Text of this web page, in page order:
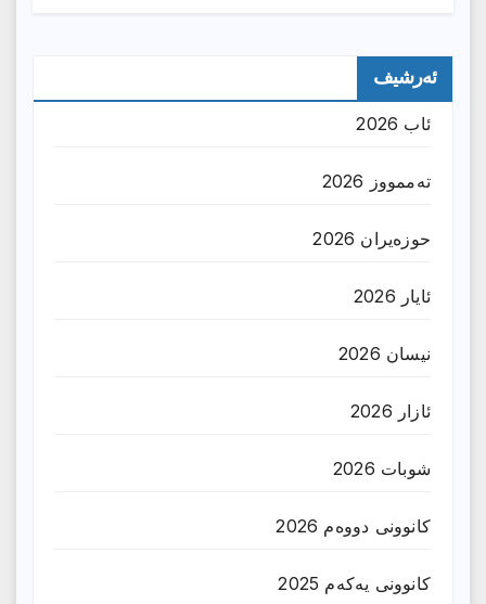
ئەرشیف
ئاب 2026
تەممووز 2026
حوزه‌یران 2026
ئایار 2026
نیسان 2026
ئازار 2026
شوبات 2026
کانوونی دووەم 2026
کانوونی یەکەم 2025